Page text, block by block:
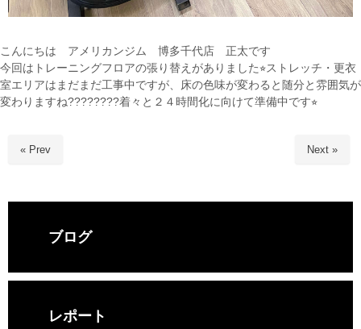
こんにちは アメリカンジム 博多千代店 正太です
今回はトレーニングフロアの張り替えがありました⭐︎ストレッチ・更衣
室エリアはまだまだ工事中ですが、床の色味が変わると随分と雰囲気が
変わりますね????????着々と２４時間化に向けて準備中です⭐︎
« Prev Next »
ブログ
レポート